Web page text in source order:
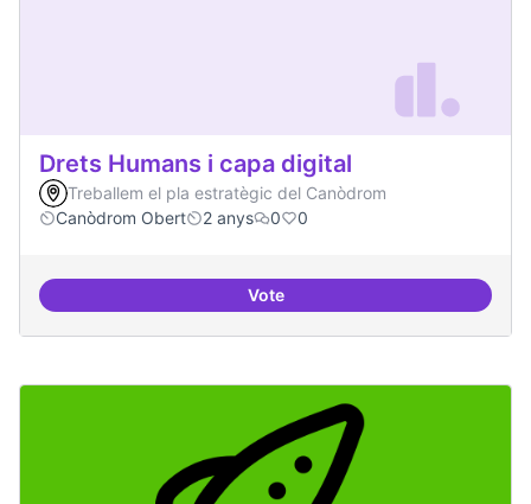
Drets Humans i capa digital
Treballem el pla estratègic del Canòdrom
Canòdrom Obert
2 anys 0 0
VoteDrets Humans i capa digital